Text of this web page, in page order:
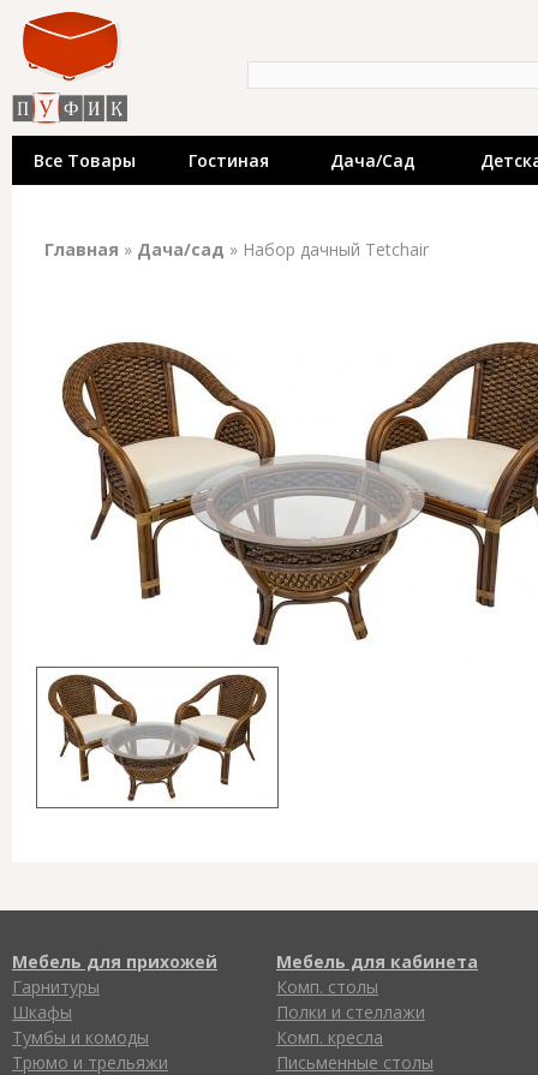
недорогой
выставки мебели
Все Товары Гостиная Дача/сад
Главная » Дача/сад » Набор дачный Tetchair
Мебель для прихожей
Гарнитуры
Шкафы
Тумбы и комоды
Трюмо и трельяжи
Мебель для кабинета
Комп. столы
Полки и стеллажи
Комп. кресла
Письменные столы